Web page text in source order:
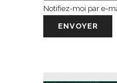
Notifiez-moi par e-